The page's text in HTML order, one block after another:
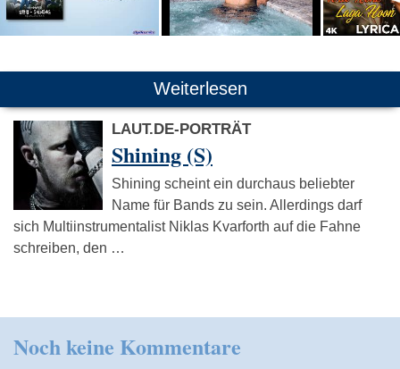
Weiterlesen
LAUT.DE-PORTRÄT
Shining (S)
Shining scheint ein durchaus beliebter
Name für Bands zu sein. Allerdings darf
sich Multiinstrumentalist Niklas Kvarforth auf die Fahne
schreiben, den …
Noch keine Kommentare